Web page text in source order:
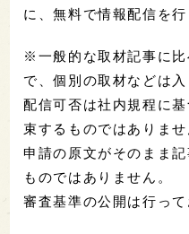
に、無料で情報配信を行
※一般的な取材記事に
で、個別の取材などは入
配信可否は社内規程に
束するものではありませ
申請の原文がそのまま
ものではありません。
審査基準の公開は行って